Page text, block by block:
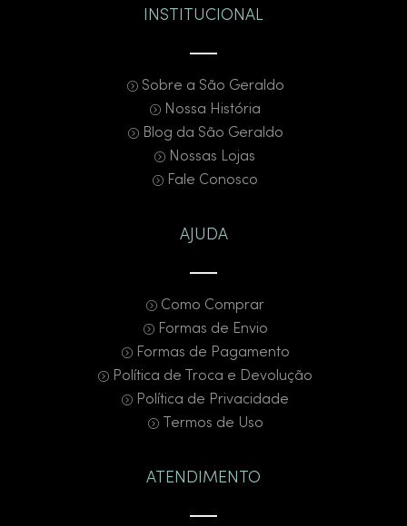
INSTITUCIONAL
Sobre a São Geraldo
Nossa História
Blog da São Geraldo
Nossas Lojas
Fale Conosco
AJUDA
Como Comprar
Formas de Envio
Formas de Pagamento
Política de Troca e Devolução
Política de Privacidade
Termos de Uso
ATENDIMENTO